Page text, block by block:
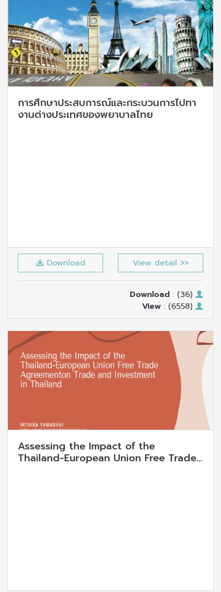
การศึกษาประสบการณ์และกระบวนการไปทา
งานต่างประเทศของพยาบาลไทย
Download View detail >>
Download : (36)
View : (6558)
Assessing the Impact of the
Thailand-European Union Free Trade